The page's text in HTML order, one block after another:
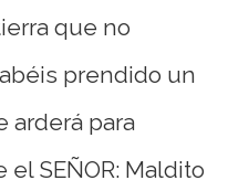
que no
prendido un
arderá para
el SEÑOR: Maldito